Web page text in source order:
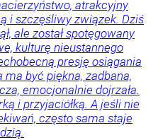
atrakcyjny
i szczęśliwy związek. Dziś
ale został spotęgowany
kulturę nieustannego
presję osiągania
ma być piękna, zadbana,
emocjonalnie dojrzała.
i przyjaciółką. A jeśli nie
często sama staje